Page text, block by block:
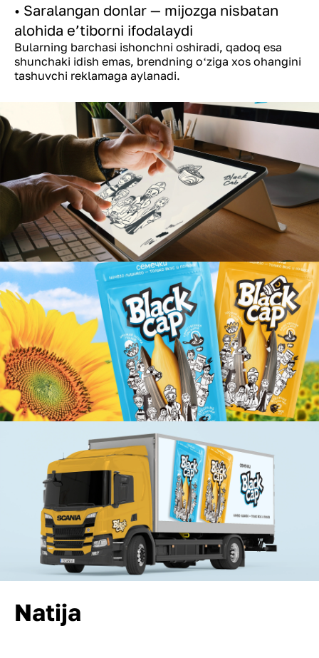
• Saralangan donlar — mijozga nisbatan
alohida eʼtiborni ifodalaydi
Bularning barchasi ishonchni oshiradi, qadoq esa
shunchaki idish emas, brendning oʻziga xos ohangini
tashuvchi reklamaga aylanadi.
Natija